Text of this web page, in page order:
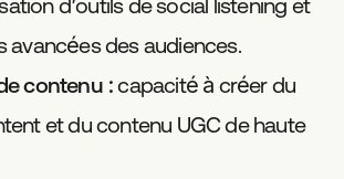
d’outils de social listening et
avancées des audiences.
contenu: capacité à créer du
et du contenu UGC de haute